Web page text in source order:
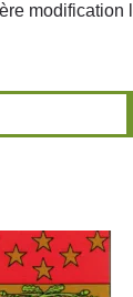
modification